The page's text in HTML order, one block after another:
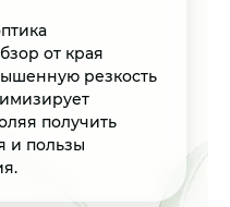
от края
резкость
получить
и пользы